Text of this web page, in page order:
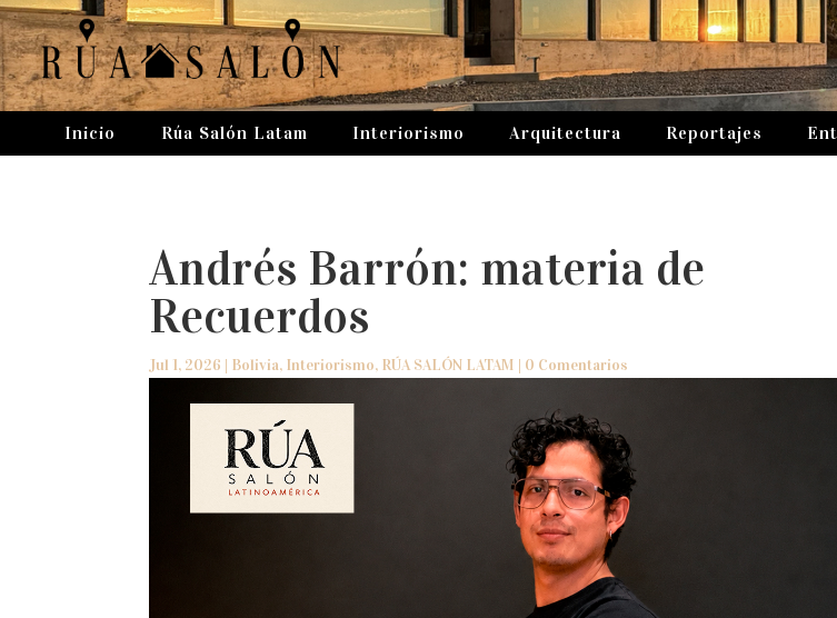
Inicio Rúa Salón Latam Interiorismo Arquitectura Reportajes
Andrés Barrón: materia de
Recuerdos
Jul 1, 2026 | Bolivia, Interiorismo, RÚA SALÓN LATAM | 0 Comentarios